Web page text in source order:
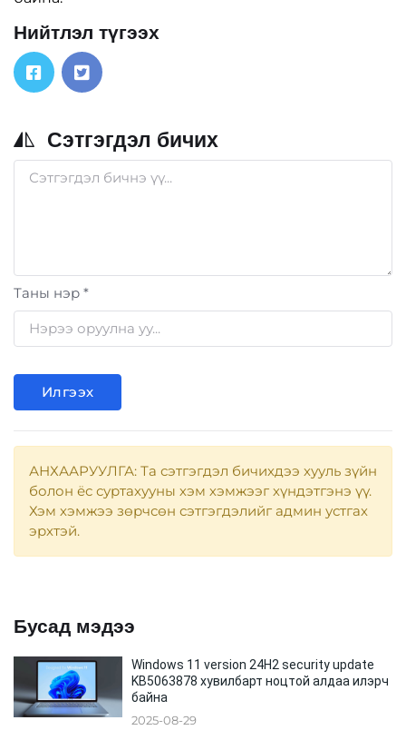
Нийтлэл түгээх
Сэтгэгдэл бичих
Таны нэр *
Илгээх
АНХААРУУЛГА: Та сэтгэгдэл бичихдээ хууль зүйн
болон ёс суртахууны хэм хэмжээг хүндэтгэнэ үү.
Хэм хэмжээ зөрчсөн сэтгэгдэлийг админ устгах
эрхтэй.
Бусад мэдээ
Windows 11 version 24H2 security update
KB5063878 хувилбарт ноцтой алдаа илэрч
байна
2025-08-29